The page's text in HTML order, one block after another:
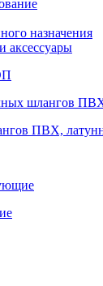
назначения
аксессуары
шлангов
ПВХ,